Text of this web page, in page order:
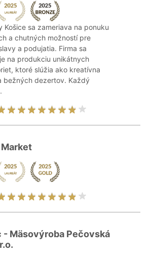
Košice sa zameriava na ponuku
a chutných možností pre
a podujatia. Firma sa
na produkciu unikátnych
ktoré slúžia ako kreatívna
bežných dezertov. Každý
- Mäsovýroba Pečovská